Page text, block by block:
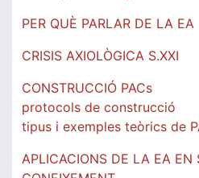
PER QUÈ PARLAR DE LA EA
CRISIS AXIOLÒGICA S.XXI
CONSTRUCCIÓ PACs
protocols de construcció
tipus i exemples teòrics de
APLICACIONS DE LA EA EN